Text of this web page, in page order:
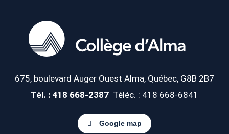
675, boulevard Auger Ouest Alma, Québec, G8B 2B7
Tél. : 418 668-2387 Téléc. : 418 668-6841
Google map